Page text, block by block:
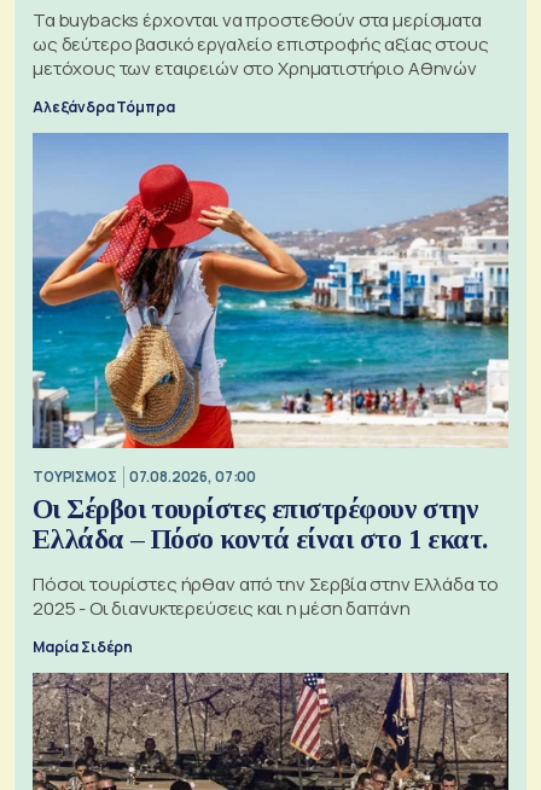
Τα buybacks έρχονται να προστεθούν στα μερίσματα
ως δεύτερο βασικό εργαλείο επιστροφής αξίας στους
μετόχους των εταιρειών στο Χρηματιστήριο Αθηνών
Αλεξάνδρα Τόμπρα
ΤΟΥΡΙΣΜΟΣ 07.08.2026, 07:00
Οι Σέρβοι τουρίστες επιστρέφουν στην
Ελλάδα – Πόσο κοντά είναι στο 1 εκατ.
Πόσοι τουρίστες ήρθαν από την Σερβία στην Ελλάδα το
2025 - Οι διανυκτερεύσεις και η μέση δαπάνη
Μαρία Σιδέρη